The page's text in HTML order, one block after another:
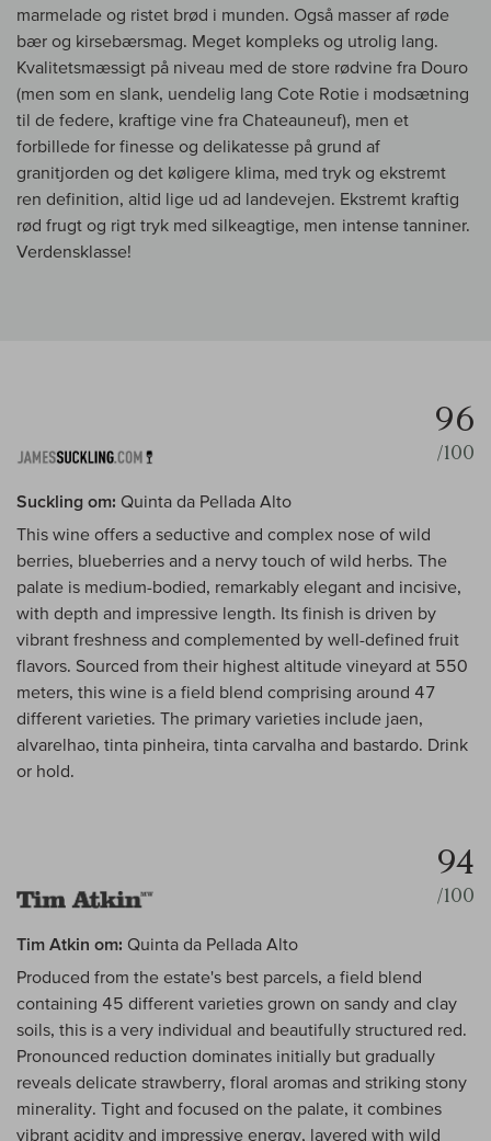
marmelade og ristet brød i munden. Også masser af røde
bær og kirsebærsmag. Meget kompleks og utrolig lang.
Kvalitetsmæssigt på niveau med de store rødvine fra Douro
(men som en slank, uendelig lang Cote Rotie i modsætning
til de federe, kraftige vine fra Chateauneuf), men et
forbillede for finesse og delikatesse på grund af
granitjorden og det køligere klima, med tryk og ekstremt
ren definition, altid lige ud ad landevejen. Ekstremt kraftig
rød frugt og rigt tryk med silkeagtige, men intense tanniner.
Verdensklasse!
96
/100
Suckling om: Quinta da Pellada Alto
This wine offers a seductive and complex nose of wild
berries, blueberries and a nervy touch of wild herbs. The
palate is medium-bodied, remarkably elegant and incisive,
with depth and impressive length. Its finish is driven by
vibrant freshness and complemented by well-defined fruit
flavors. Sourced from their highest altitude vineyard at 550
meters, this wine is a field blend comprising around 47
different varieties. The primary varieties include jaen,
alvarelhao, tinta pinheira, tinta carvalha and bastardo. Drink
or hold.
94
/100
Tim Atkin om: Quinta da Pellada Alto
Produced from the estate's best parcels, a field blend
containing 45 different varieties grown on sandy and clay
soils, this is a very individual and beautifully structured red.
Pronounced reduction dominates initially but gradually
reveals delicate strawberry, floral aromas and striking stony
minerality. Tight and focused on the palate, it combines
vibrant acidity and impressive energy, layered with wild